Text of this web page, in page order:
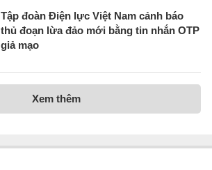
Tập đoàn Điện lực Việt Nam cảnh báo
thủ đoạn lừa đảo mới bằng tin nhắn OTP
giả mạo
Xem thêm